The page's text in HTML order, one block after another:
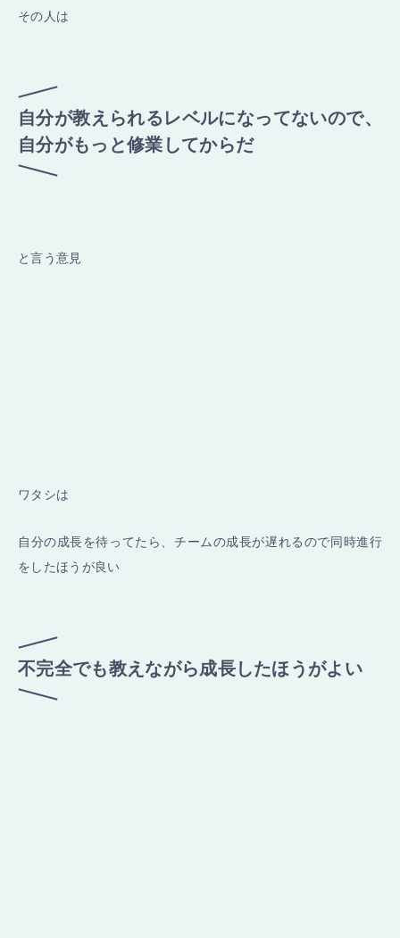
その人は
自分が教えられるレベルになってないので、
自分がもっと修業してからだ
と言う意見
ワタシは
自分の成長を待ってたら、チームの成長が遅れるので同時進行
をしたほうが良い
不完全でも教えながら成長したほうがよい